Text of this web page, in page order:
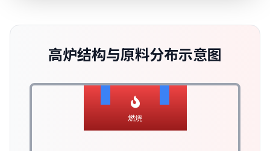
高炉结构与原料分布示意图
炉料
预热
软熔
滴落
燃烧